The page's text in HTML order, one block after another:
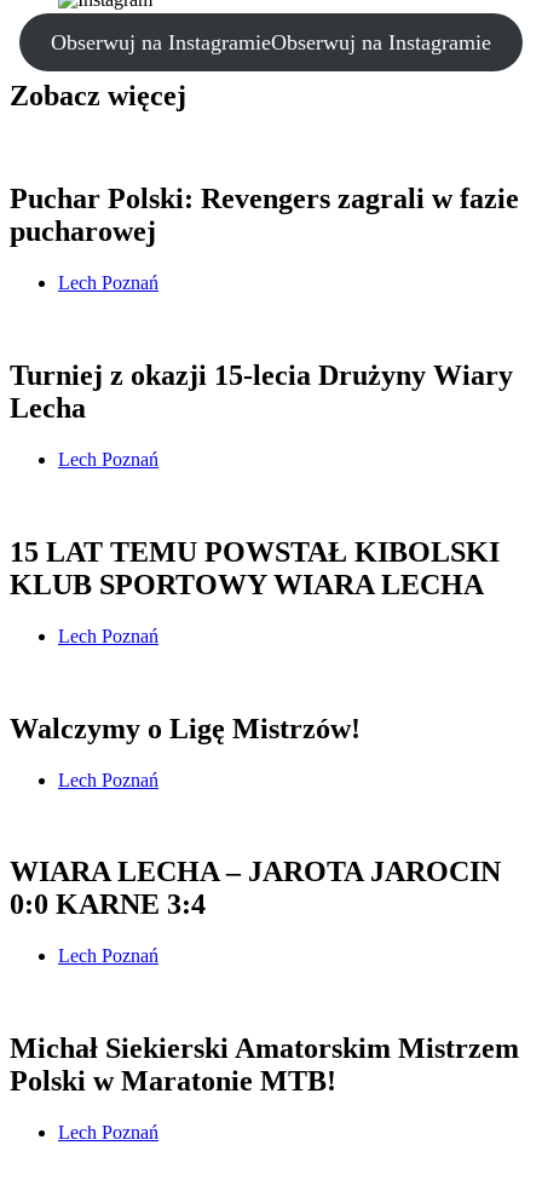
Obserwuj na InstagramieObserwuj na Instagramie
Zobacz więcej
Puchar Polski: Revengers zagrali w fazie
pucharowej
Lech Poznań
Turniej z okazji 15-lecia Drużyny Wiary
Lecha
Lech Poznań
15 LAT TEMU POWSTAŁ KIBOLSKI
KLUB SPORTOWY WIARA LECHA
Lech Poznań
Walczymy o Ligę Mistrzów!
Lech Poznań
WIARA LECHA – JAROTA JAROCIN
0:0 KARNE 3:4
Lech Poznań
Michał Siekierski Amatorskim Mistrzem
Polski w Maratonie MTB!
Lech Poznań